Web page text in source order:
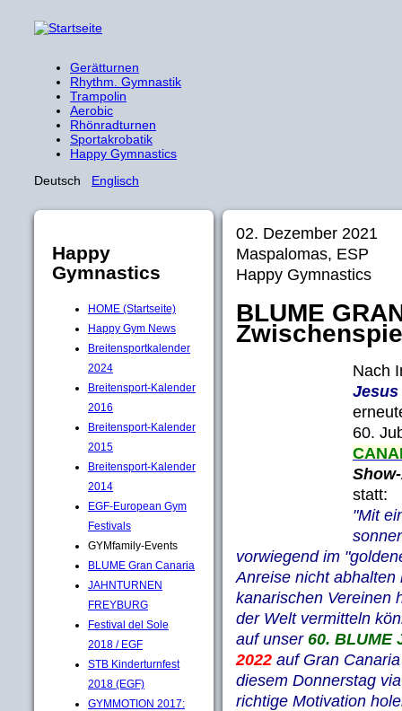
Gerätturnen
Rhythm. Gymnastik
Trampolin
Aerobic
Rhönradturnen
Sportakrobatik
Happy Gymnastics
Deutsch Englisch
Happy
Gymnastics
HOME (Startseite)
Happy Gym News
Breitensportkalender
2024
Breitensport-Kalender
2016
Breitensport-Kalender
2015
Breitensport-Kalender
2014
EGF-European Gym
Festivals
GYMfamily-Events
BLUME Gran Canaria
JAHNTURNEN
FREYBURG
Festival del Sole
2018 / EGF
STB Kinderturnfest
2018 (EGF)
GYMMOTION 2017:
02. Dezember 2021
Maspalomas, ESP
Happy Gymnastics
BLUME
Nach
Jesus
60.
statt:
"Mit
vorwiegend im
Anreise nicht
kanarischen Vereinen
der Welt vermitteln
auf unser 60. BLUME
2022 auf Gran
diesem Donnerstag
richtige Motivation